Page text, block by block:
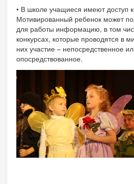
• В школе учащиеся имеют доступ
Мотивированный ребенок может
для работы информацию, в том
конкурсах, которые проводятся в
них участие – непосредственное
опосредствованное.